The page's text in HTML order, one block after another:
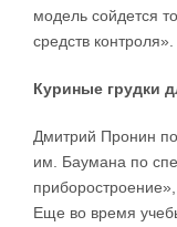
модель сойдется
средств контроля».
Куриные грудки
Дмитрий Пронин
им. Баумана по
Еще во время